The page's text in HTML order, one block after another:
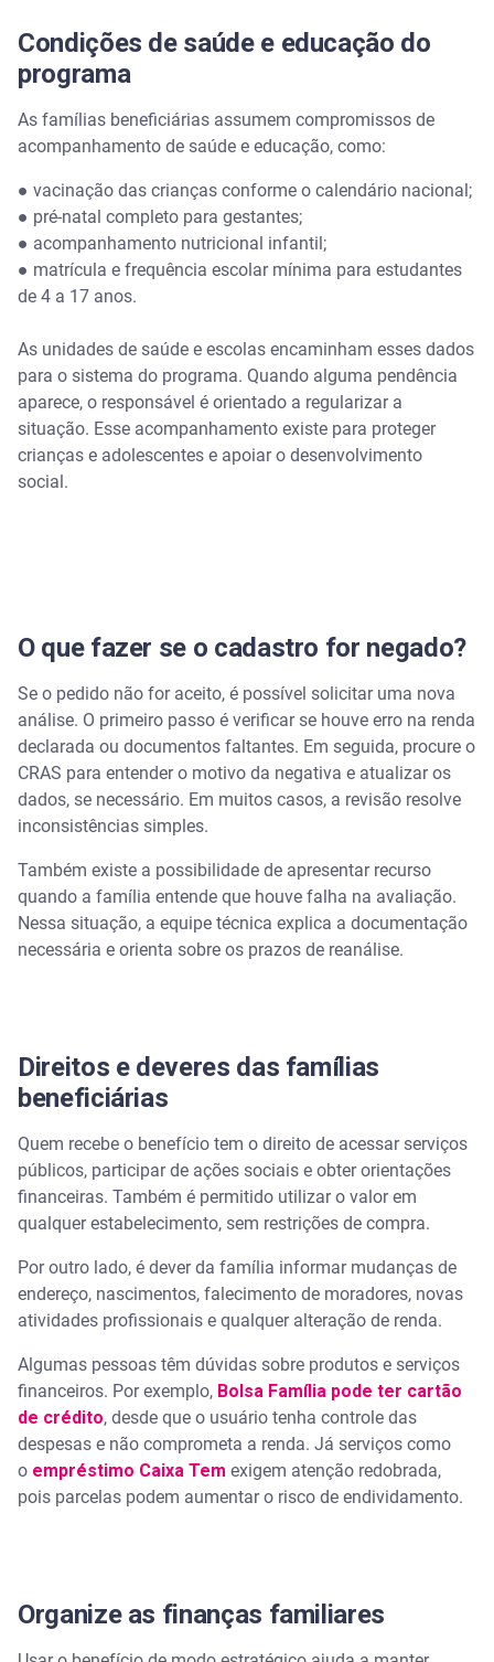
Condições de saúde e educação do
programa
As famílias beneficiárias assumem compromissos de
acompanhamento de saúde e educação, como:
● vacinação das crianças conforme o calendário nacional;
● pré-natal completo para gestantes;
● acompanhamento nutricional infantil;
● matrícula e frequência escolar mínima para estudantes
de 4 a 17 anos.
As unidades de saúde e escolas encaminham esses dados
para o sistema do programa. Quando alguma pendência
aparece, o responsável é orientado a regularizar a
situação. Esse acompanhamento existe para proteger
crianças e adolescentes e apoiar o desenvolvimento
social.
O que fazer se o cadastro for negado?
Se o pedido não for aceito, é possível solicitar uma nova
análise. O primeiro passo é verificar se houve erro na renda
declarada ou documentos faltantes. Em seguida, procure o
CRAS para entender o motivo da negativa e atualizar os
dados, se necessário. Em muitos casos, a revisão resolve
inconsistências simples.
Também existe a possibilidade de apresentar recurso
quando a família entende que houve falha na avaliação.
Nessa situação, a equipe técnica explica a documentação
necessária e orienta sobre os prazos de reanálise.
Direitos e deveres das famílias
beneficiárias
Quem recebe o benefício tem o direito de acessar serviços
públicos, participar de ações sociais e obter orientações
financeiras. Também é permitido utilizar o valor em
qualquer estabelecimento, sem restrições de compra.
Por outro lado, é dever da família informar mudanças de
endereço, nascimentos, falecimento de moradores, novas
atividades profissionais e qualquer alteração de renda.
Algumas pessoas têm dúvidas sobre produtos e serviços
financeiros. Por exemplo, Bolsa Família pode ter cartão
de crédito, desde que o usuário tenha controle das
despesas e não comprometa a renda. Já serviços como
o empréstimo Caixa Tem exigem atenção redobrada,
pois parcelas podem aumentar o risco de endividamento.
Organize as finanças familiares